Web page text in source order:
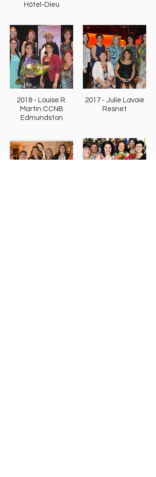
Hôtel-Dieu
2018 - Louise R.
Martin CCNB
Edmundston
2017 - Julie Lavoie
Resnet